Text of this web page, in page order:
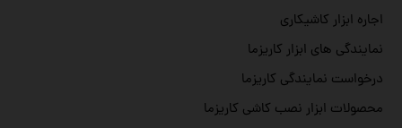
اجاره ابزار کاشیکاری
نمایندگی های ابزار کاریزما
درخواست نمایندگی کاریزما
محصولات ابزار نصب کاشی کاریزما